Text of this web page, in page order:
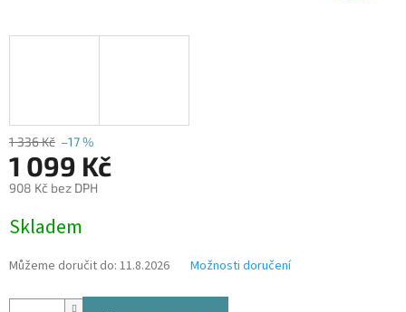
1 336 Kč –17 %
1 099 Kč
908 Kč bez DPH
cena:
Skladem
Můžeme doručit do: 11.8.2026 Možnosti doručení